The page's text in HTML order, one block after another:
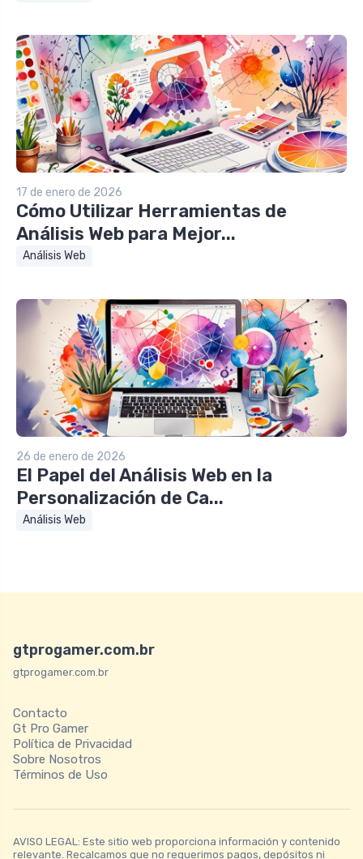
17 de enero de 2026
Cómo Utilizar Herramientas de
Análisis Web para Mejor...
Análisis Web
26 de enero de 2026
El Papel del Análisis Web en la
Personalización de Ca...
Análisis Web
gtprogamer.com.br
gtprogamer.com.br
Contacto
Gt Pro Gamer
Política de Privacidad
Sobre Nosotros
Términos de Uso
AVISO LEGAL: Este sitio web proporciona información y contenido
relevante. Recalcamos que no requerimos pagos, depósitos ni